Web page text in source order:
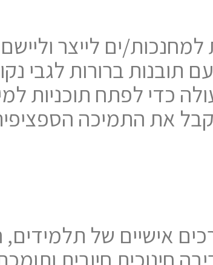
תובנות ברורות לגבי
כדי לפתח תוכניות
את התמיכה